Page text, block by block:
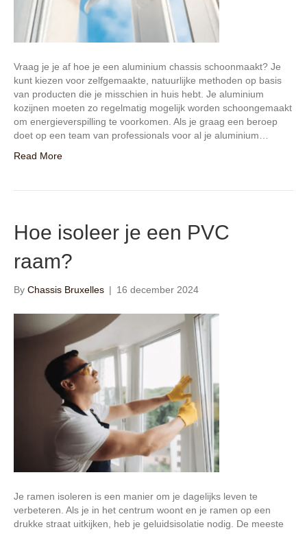
Vraag je je af hoe je een aluminium chassis schoonmaakt? Je
kunt kiezen voor zelfgemaakte, natuurlijke methoden op basis
van producten die je misschien in huis hebt. Je aluminium
kozijnen moeten zo regelmatig mogelijk worden schoongemaakt
om energieverspilling te voorkomen. Als je graag een beroep
doet op een team van professionals voor al je aluminium…
Read More
Hoe isoleer je een PVC
raam?
By Chassis Bruxelles | 16 december 2024
Je ramen isoleren is een manier om je dagelijks leven te
verbeteren. Als je in het centrum woont en je ramen op een
drukke straat uitkijken, heb je geluidsisolatie nodig. De meeste